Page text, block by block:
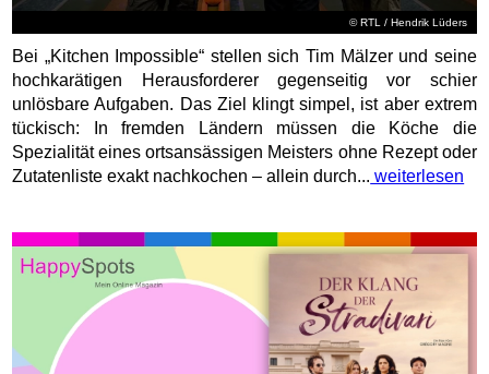
©RTL / Hendrik Lüders
Bei „Kitchen Impossible“ stellen sich Tim Mälzer und seine
hochkarätigen Herausforderer gegenseitig vor schier
unlösbare Aufgaben. Das Ziel klingt simpel, ist aber extrem
tückisch: In fremden Ländern müssen die Köche die
Spezialität eines ortsansässigen Meisters ohne Rezept oder
Zutatenliste exakt nachkochen – allein durch... weiterlesen